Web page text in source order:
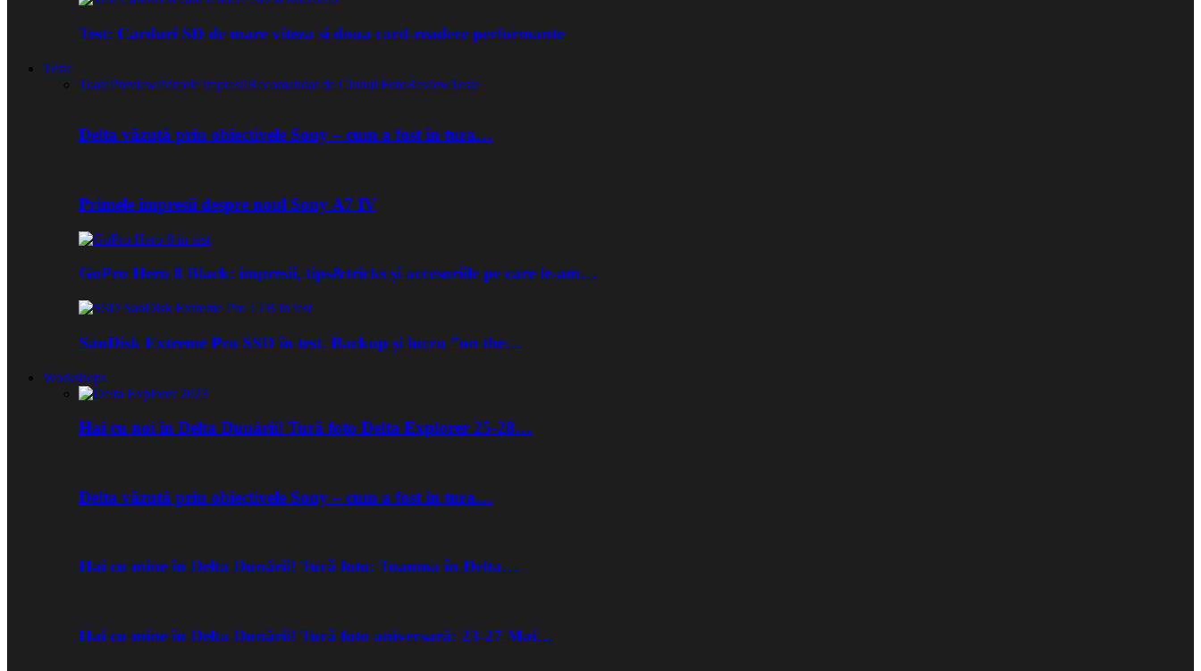
Test: Carduri SD de mare viteza si doua card-readere performante
Teste
ToatePreviewPrimele impresiiRecomandat de Clubul FotoReviewTeste
Delta văzută prin obiectivele Sony – cum a fost în tura…
Primele impresii despre noul Sony A7 IV
GoPro Hero 8 Black: impresii, tips&tricks și accesoriile pe care le-am…
SanDisk Extreme Pro SSD în test. Backup și lucru ”on the…
Workshops
Hai cu noi în Delta Dunării! Tură foto Delta Explorer 25-28…
Delta văzută prin obiectivele Sony – cum a fost în tura…
Hai cu mine în Delta Dunării! Tură foto: Toamna în Delta…
Hai cu mine în Delta Dunării! Tură foto aniversară: 23-27 Mai…